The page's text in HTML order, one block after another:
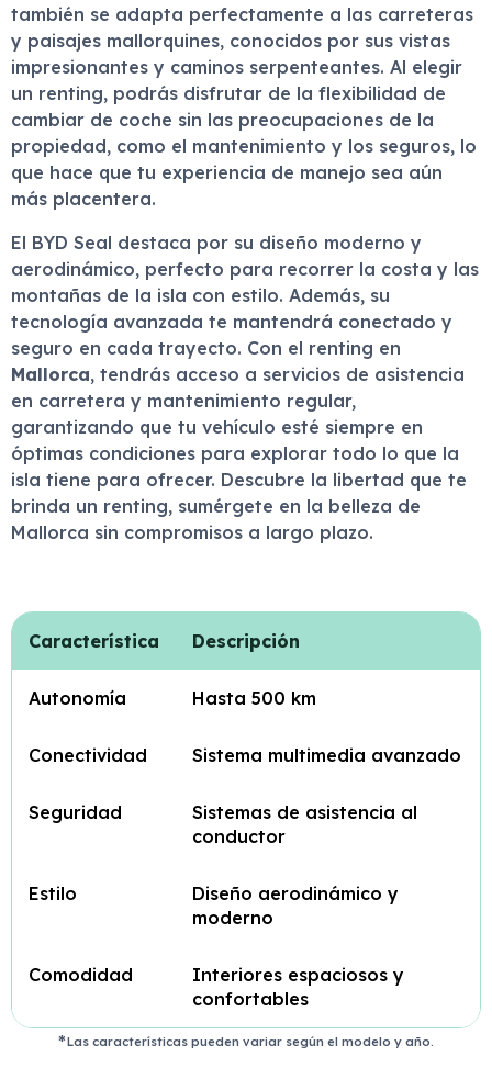
también se adapta perfectamente a las carreteras
y paisajes mallorquines, conocidos por sus vistas
impresionantes y caminos serpenteantes. Al elegir
un renting, podrás disfrutar de la flexibilidad de
cambiar de coche sin las preocupaciones de la
propiedad, como el mantenimiento y los seguros, lo
que hace que tu experiencia de manejo sea aún
más placentera.
El BYD Seal destaca por su diseño moderno y
aerodinámico, perfecto para recorrer la costa y las
montañas de la isla con estilo. Además, su
tecnología avanzada te mantendrá conectado y
seguro en cada trayecto. Con el renting en
Mallorca, tendrás acceso a servicios de asistencia
en carretera y mantenimiento regular,
garantizando que tu vehículo esté siempre en
óptimas condiciones para explorar todo lo que la
isla tiene para ofrecer. Descubre la libertad que te
brinda un renting, sumérgete en la belleza de
Mallorca sin compromisos a largo plazo.
Característica Descripción
Autonomía Hasta 500 km
Conectividad Sistema multimedia avanzado
Seguridad
Sistemas de asistencia al
conductor
Estilo
Diseño aerodinámico y
moderno
Comodidad
Interiores espaciosos y
confortables
Las características pueden variar según el modelo y año.